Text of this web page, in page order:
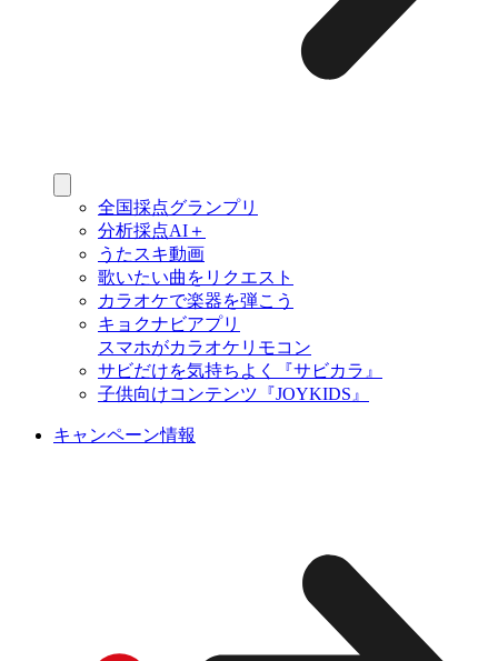
全国採点グランプリ
分析採点AI＋
うたスキ動画
歌いたい曲をリクエスト
カラオケで楽器を弾こう
キョクナビアプリ
スマホがカラオケリモコン
サビだけを気持ちよく『サビカラ』
子供向けコンテンツ『JOYKIDS』
キャンペーン情報